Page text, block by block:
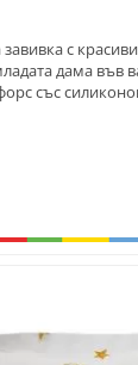
с
дама във
със